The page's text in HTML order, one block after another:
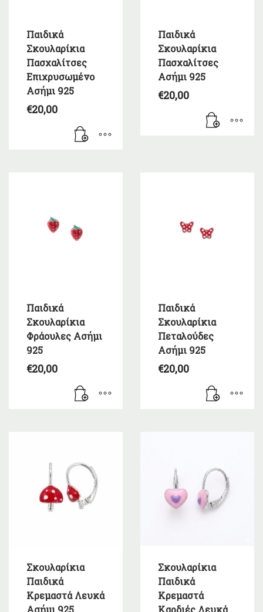
Παιδικά
Σκουλαρίκια
Πασχαλίτσες
Επιχρυσωμένο
Ασήμι 925
€20,00
Παιδικά
Σκουλαρίκια
Πασχαλίτσες
Ασήμι 925
€20,00
Παιδικά
Σκουλαρίκια
Φράουλες Ασήμι
925
€20,00
Παιδικά
Σκουλαρίκια
Πεταλούδες
Ασήμι 925
€20,00
Σκουλαρίκια
Παιδικά
Κρεμαστά Λευκά
Ασήμι 925
Σκουλαρίκια
Παιδικά
Κρεμαστά
Καρδιές Λευκά